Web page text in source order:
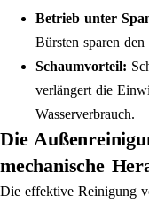
Betrieb unter
Bürsten sparen
Schaumvorteil:
verlängert die
Wasserverbrauch.
Die
mechanische
Die effektive Reinigung